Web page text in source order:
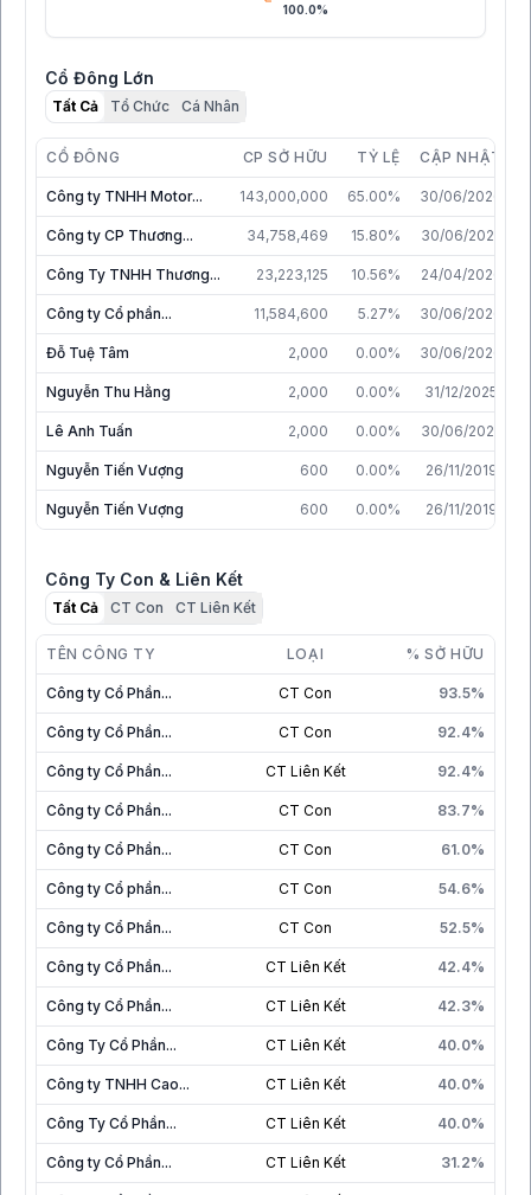
100.0%
Cổ Đông Lớn
Tất Cả Tổ Chức Cá Nhân
CỔ ĐÔNG CP SỞ HỮU TỶ LỆ CẬP NHẬT
Công ty TNHH Motor... 143,000,000 65.00% 30/06/2026
Công ty CP Thương... 34,758,469 15.80% 30/06/2025
Công Ty TNHH Thương... 23,223,125 10.56% 24/04/2026
Công ty Cổ phần... 11,584,600 5.27% 30/06/2026
Đỗ Tuệ Tâm 2,000 0.00% 30/06/2026
Nguyễn Thu Hằng 2,000 0.00% 31/12/2025
Lê Anh Tuấn 2,000 0.00% 30/06/2025
Nguyễn Tiến Vượng 600 0.00% 26/11/2019
Nguyễn Tiến Vượng 600 0.00% 26/11/2019
Công Ty Con & Liên Kết
Tất Cả CT Con CT Liên Kết
TÊN CÔNG TY LOẠI % SỞ HỮU
Công ty Cổ Phần... CT Con 93.5%
Công ty Cổ Phần... CT Con 92.4%
Công ty Cổ Phần... CT Liên Kết 92.4%
Công ty Cổ Phần... CT Con 83.7%
Công ty Cổ Phần... CT Con 61.0%
Công ty Cổ phần... CT Con 54.6%
Công ty Cổ Phần... CT Con 52.5%
Công ty Cổ Phần... CT Liên Kết 42.4%
Công ty Cổ Phần... CT Liên Kết 42.3%
Công Ty Cổ Phần... CT Liên Kết 40.0%
Công ty TNHH Cao... CT Liên Kết 40.0%
Công Ty Cổ Phần... CT Liên Kết 40.0%
Công ty Cổ Phần... CT Liên Kết 31.2%